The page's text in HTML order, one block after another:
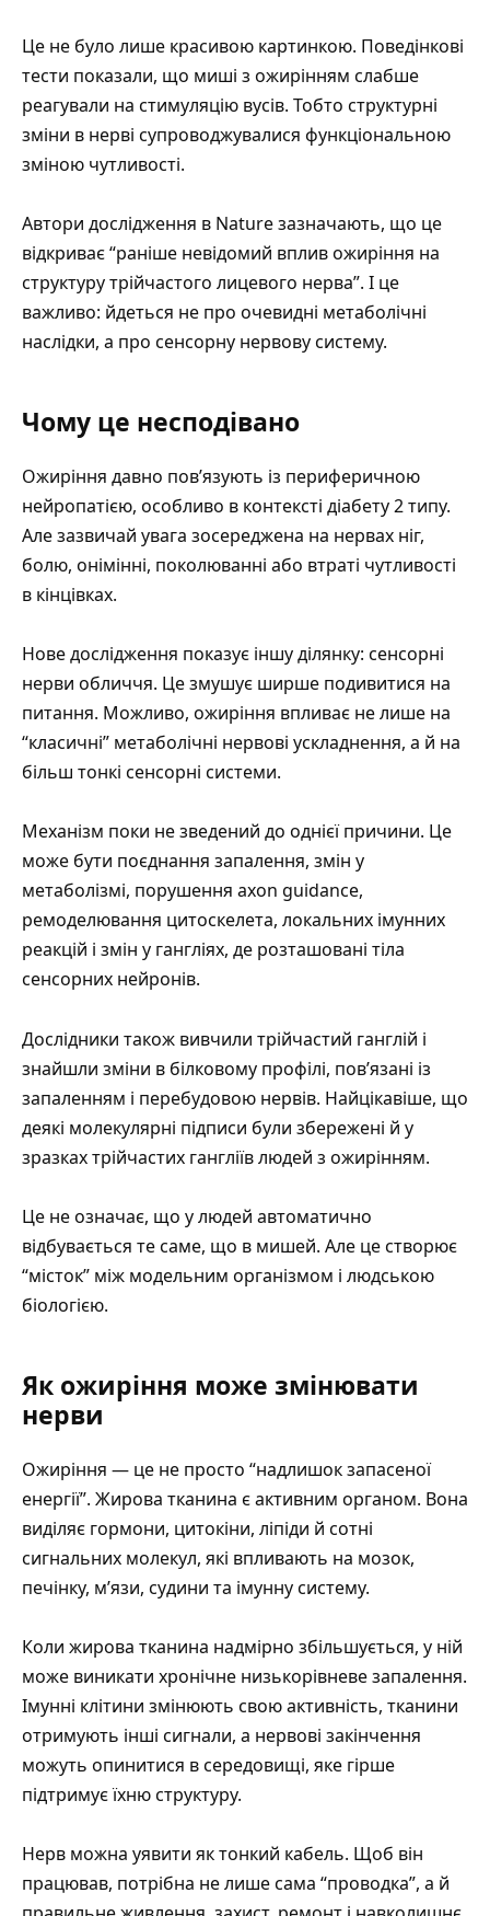
Це не було лише красивою картинкою. Поведінкові
тести показали, що миші з ожирінням слабше
реагували на стимуляцію вусів. Тобто структурні
зміни в нерві супроводжувалися функціональною
зміною чутливості.
Автори дослідження в Nature зазначають, що це
відкриває “раніше невідомий вплив ожиріння на
структуру трійчастого лицевого нерва”. І це
важливо: йдеться не про очевидні метаболічні
наслідки, а про сенсорну нервову систему.
Чому це несподівано
Ожиріння давно пов’язують із периферичною
нейропатією, особливо в контексті діабету 2 типу.
Але зазвичай увага зосереджена на нервах ніг,
болю, онімінні, поколюванні або втраті чутливості
в кінцівках.
Нове дослідження показує іншу ділянку: сенсорні
нерви обличчя. Це змушує ширше подивитися на
питання. Можливо, ожиріння впливає не лише на
“класичні” метаболічні нервові ускладнення, а й на
більш тонкі сенсорні системи.
Механізм поки не зведений до однієї причини. Це
може бути поєднання запалення, змін у
метаболізмі, порушення axon guidance,
ремоделювання цитоскелета, локальних імунних
реакцій і змін у гангліях, де розташовані тіла
сенсорних нейронів.
Дослідники також вивчили трійчастий ганглій і
знайшли зміни в білковому профілі, пов’язані із
запаленням і перебудовою нервів. Найцікавіше, що
деякі молекулярні підписи були збережені й у
зразках трійчастих гангліїв людей з ожирінням.
Це не означає, що у людей автоматично
відбувається те саме, що в мишей. Але це створює
“місток” між модельним організмом і людською
біологією.
Як ожиріння може змінювати
нерви
Ожиріння — це не просто “надлишок запасеної
енергії”. Жирова тканина є активним органом. Вона
виділяє гормони, цитокіни, ліпіди й сотні
сигнальних молекул, які впливають на мозок,
печінку, м’язи, судини та імунну систему.
Коли жирова тканина надмірно збільшується, у ній
може виникати хронічне низькорівневе запалення.
Імунні клітини змінюють свою активність, тканини
отримують інші сигнали, а нервові закінчення
можуть опинитися в середовищі, яке гірше
підтримує їхню структуру.
Нерв можна уявити як тонкий кабель. Щоб він
працював, потрібна не лише сама “проводка”, а й